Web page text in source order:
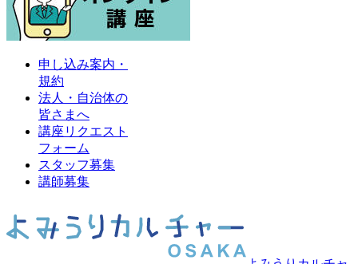
申し込み案内・
規約
法人・自治体の
皆さまへ
講座リクエスト
フォーム
スタッフ募集
講師募集